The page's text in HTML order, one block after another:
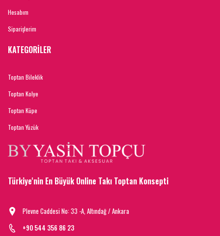
Hesabım
Siparişlerim
KATEGORİLER
Toptan Bileklik
Toptan Kolye
Toptan Küpe
Toptan Yüzük
Türkiye'nin En Büyük Online Takı Toptan Konsepti
Plevne Caddesi No: 33 -A, Altındağ / Ankara
+90 544 356 86 23